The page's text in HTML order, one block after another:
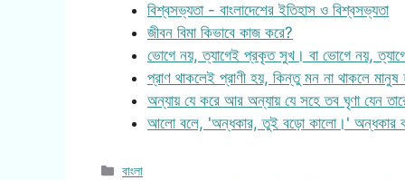
বিশ্বসভ্যতা - বাংলাদেশের ইতিহাস ও বিশ্বসভ্যতা
জীবন বিমা কিভাবে কাজ করে?
ভোগে নয়, ত্যাগেই প্রকৃত সুখ। বা ভোগে নয়,
প্রাণ থাকলেই প্রাণী হয়, কিন্তু মন না থাকলে
অন্যায় যে করে আর অন্যায় যে সহে তব ঘৃণা যেন
আলো বলে, 'অন্ধকার, তুই বড়ো কালো।' অন্ধকার
Categories
বাংলা